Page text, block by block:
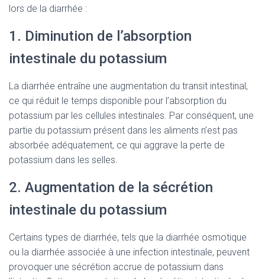
lors de la diarrhée :
1. Diminution de l’absorption
intestinale du potassium
La diarrhée entraîne une augmentation du transit intestinal,
ce qui réduit le temps disponible pour l’absorption du
potassium par les cellules intestinales. Par conséquent, une
partie du potassium présent dans les aliments n’est pas
absorbée adéquatement, ce qui aggrave la perte de
potassium dans les selles.
2. Augmentation de la sécrétion
intestinale du potassium
Certains types de diarrhée, tels que la diarrhée osmotique
ou la diarrhée associée à une infection intestinale, peuvent
provoquer une sécrétion accrue de potassium dans